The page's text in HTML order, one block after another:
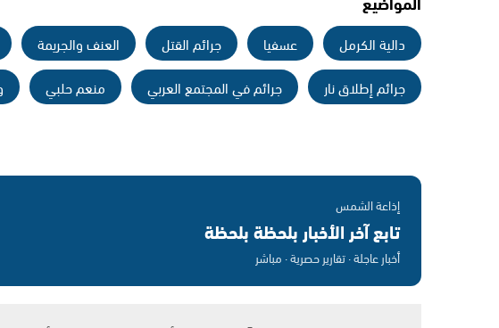
دالية الكرمل عسفيا جرائم القتل العنف والجريمة
جرائم إطلاق نار
جرائم في المجتمع العربي منعم حلبي
إذاعة الشمس
تابع آخر الأخبار بلحظة بلحظة
أخبار عاجلة · تقارير حصرية · مباشر